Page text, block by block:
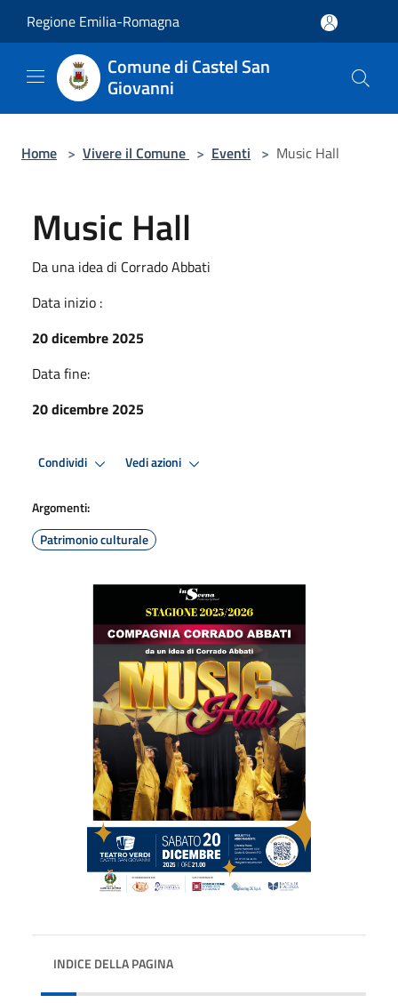
Regione Emilia-Romagna
Comune di Castel San
Giovanni
Home > Vivere il Comune > Eventi > Music Hall
Music Hall
Da una idea di Corrado Abbati
Data inizio :
20 dicembre 2025
Data fine:
20 dicembre 2025
Condividi Vedi azioni
Argomenti:
Patrimonio culturale
INDICE DELLA PAGINA